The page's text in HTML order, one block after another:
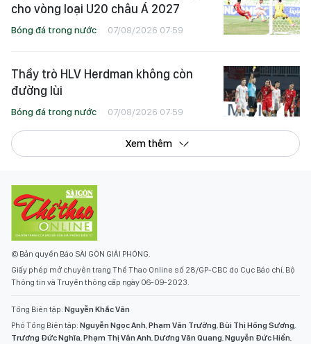
cho vòng loại U20 châu Á 2027
Bóng đá trong nước 07/08/2026 07:59
Thầy trò HLV Herdman không còn
đường lùi
Bóng đá trong nước 07/08/2026 07:59
Xem thêm
© Bản quyền Báo SÀI GÒN GIẢI PHÓNG.
Giấy phép mở chuyên trang Thể Thao Online số 28/GP-CBC do Cục Báo chí, Bộ
Thông tin và Truyền thông cấp ngày 06-09-2023.
Tổng Biên tập: Nguyễn Khắc Văn
Phó Tổng Biên tập: Nguyễn Ngọc Anh Phạm Văn Trường Bùi Thị Hồng Sương
Trương Đức Nghĩa Phạm Thị Vân Anh Dương Văn Quang Nguyễn Đức Hiển